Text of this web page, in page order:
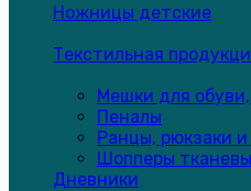
Ножницы детские
Текстильная
Мешки для
Пеналы
Ранцы, рюкзаки и
Шопперы
Дневники